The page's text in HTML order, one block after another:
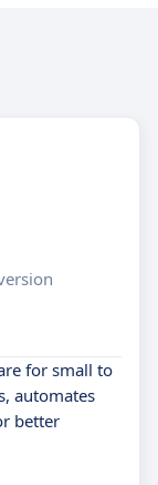
for small to
automates
better